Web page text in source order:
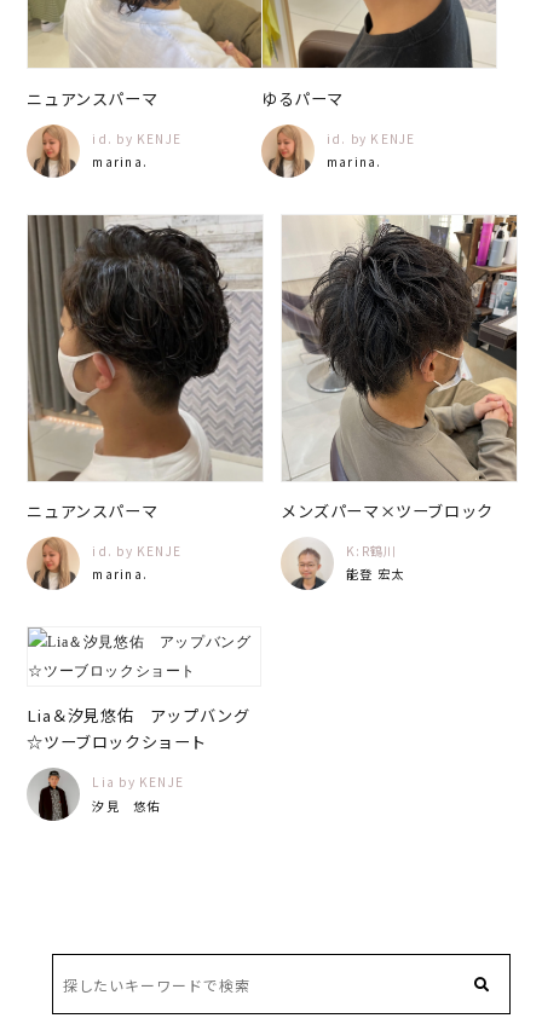
ニュアンスパーマ
id. by KENJE
marina.
ゆるパーマ
id. by KENJE
marina.
ニュアンスパーマ
id. by KENJE
marina.
メンズパーマ×ツーブロック
K:R鶴川
能登 宏太
Lia＆汐見悠佑 アップバング
☆ツーブロックショート
Lia by KENJE
汐見 悠佑